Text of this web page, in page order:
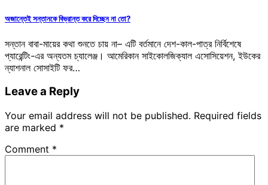
অজান্তেই সন্তানকে বিভ্রান্ত করে দিচ্ছেন না তো?
সন্তান বাবা-মায়ের কথা শুনতে চায় না– এটি বর্তমানে দেশ-কাল-পাত্র নির্বিশেষে
প্যারেন্টিং-এর অন্যতম চ্যালেঞ্জ। আমেরিকান সাইকোলজিক্যাল এসোসিয়েশন, ইউকের
ন্যাশনাল সোসাইটি ফর…
Leave a Reply
Your email address will not be published. Required fields
are marked *
Comment *